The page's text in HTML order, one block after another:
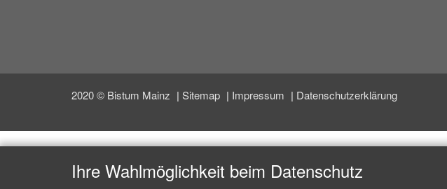
2020 © Bistum Mainz Sitemap Impressum Datenschutzerklärung
Ihre Wahlmöglichkeit beim Datenschutz